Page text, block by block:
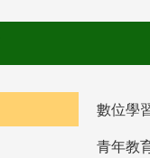
數位學
青年教